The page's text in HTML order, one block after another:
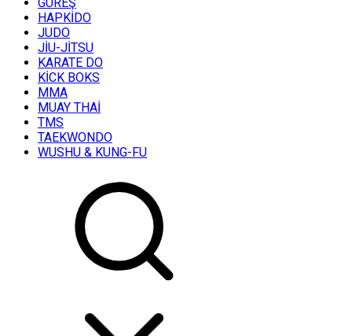
HAPKİDO
JUDO
JİU-JİTSU
KARATE DO
KİCK BOKS
MMA
MUAY THAİ
TMS
TAEKWONDO
WUSHU & KUNG-FU